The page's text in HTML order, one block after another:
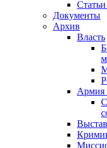
Документы
Архив
Власть
Армия